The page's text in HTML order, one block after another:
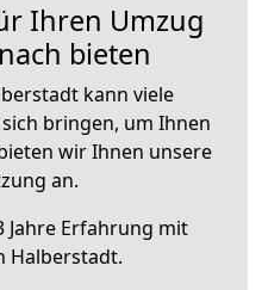
Ihren Umzug
bieten
kann viele
bringen, um Ihnen
wir Ihnen unsere
an.
Jahre Erfahrung mit
Halberstadt.